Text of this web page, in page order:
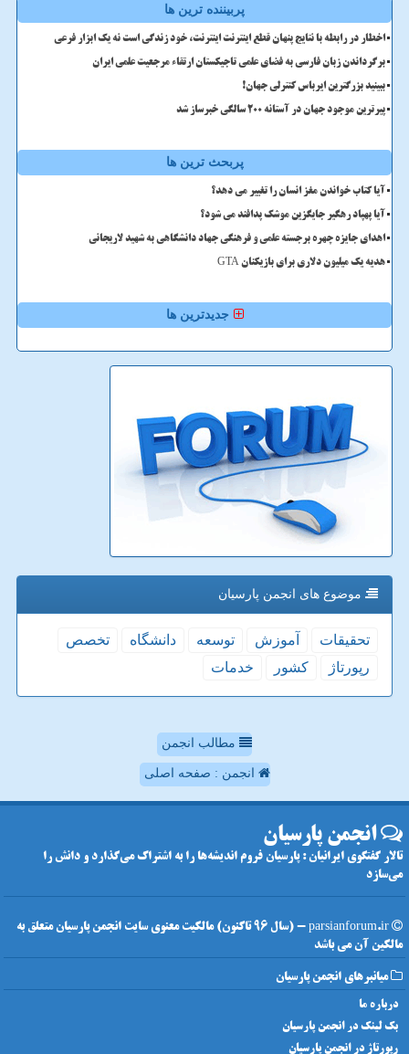
پربیننده ترین ها
اخطار در رابطه با نتایج پنهان قطع اینترنت اینترنت، خود زندگی است نه یک ابزار فرعی
برگرداندن زبان فارسی به فضای علمی تاجیکستان ارتقاء مرجعیت علمی ایران
ببینید بزرگترین ایرباس کنترلی جهان!
پیرترین موجود جهان در آستانه ۲۰۰ سالگی خبرساز شد
پربحث ترین ها
آیا کتاب خواندن مغز انسان را تغییر می دهد؟
آیا پهپاد رهگیر جایگزین موشک پدافند می شود؟
اهدای جایزه چهره برجسته علمی و فرهنگی جهاد دانشگاهی به شهید لاریجانی
هدیه یک میلیون دلاری برای بازیکنان GTA
جدیدترین ها
موضوع های انجمن پارسیان
تحقیقات آموزش توسعه دانشگاه
تخصص
رپورتاژ
كشور خدمات
مطالب انجمن
انجمن : صفحه اصلی
انجمن پارسیان
تالار گفتگوی ایرانیان : پارسیان فروم اندیشه‌ها را به اشتراک می‌گذارد و دانش را
می‌سازد
parsianforum.ir - (سال 96 تاکنون) مالکیت معنوی سایت انجمن پارسیان متعلق به
مالکین آن می باشد
میانبرهای انجمن پارسیان
درباره ما
بک لینک در انجمن پارسیان
رپورتاژ در انجمن پارسیان